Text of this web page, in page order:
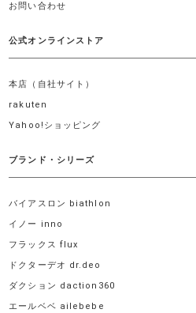
お問い合わせ
公式オンラインストア
本店（自社サイト）
rakuten
Yahoo!ショッピング
ブランド・シリーズ
バイアスロン biathlon
イノー inno
フラックス flux
ドクターデオ dr.deo
ダクション daction360
エールベベ ailebebe